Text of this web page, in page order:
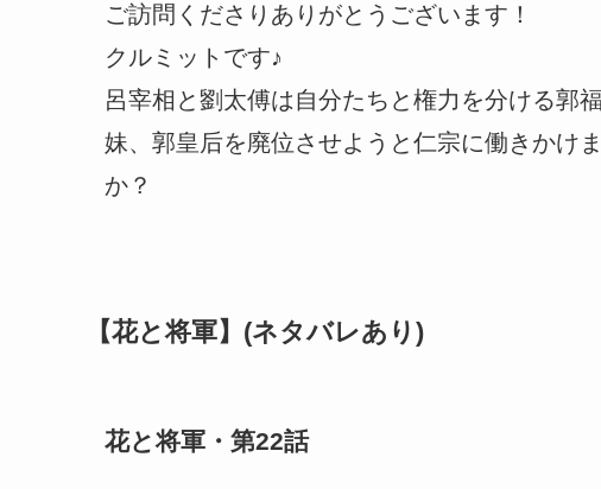
ご訪問くださりありがとうございます！
クルミットです♪
呂宰相と劉太傅は自分たちと権力を分ける郭
妹、郭皇后を廃位させようと仁宗に働きかけ
か？
【花と将軍】(ネタバレあり)
花と将軍・第22話